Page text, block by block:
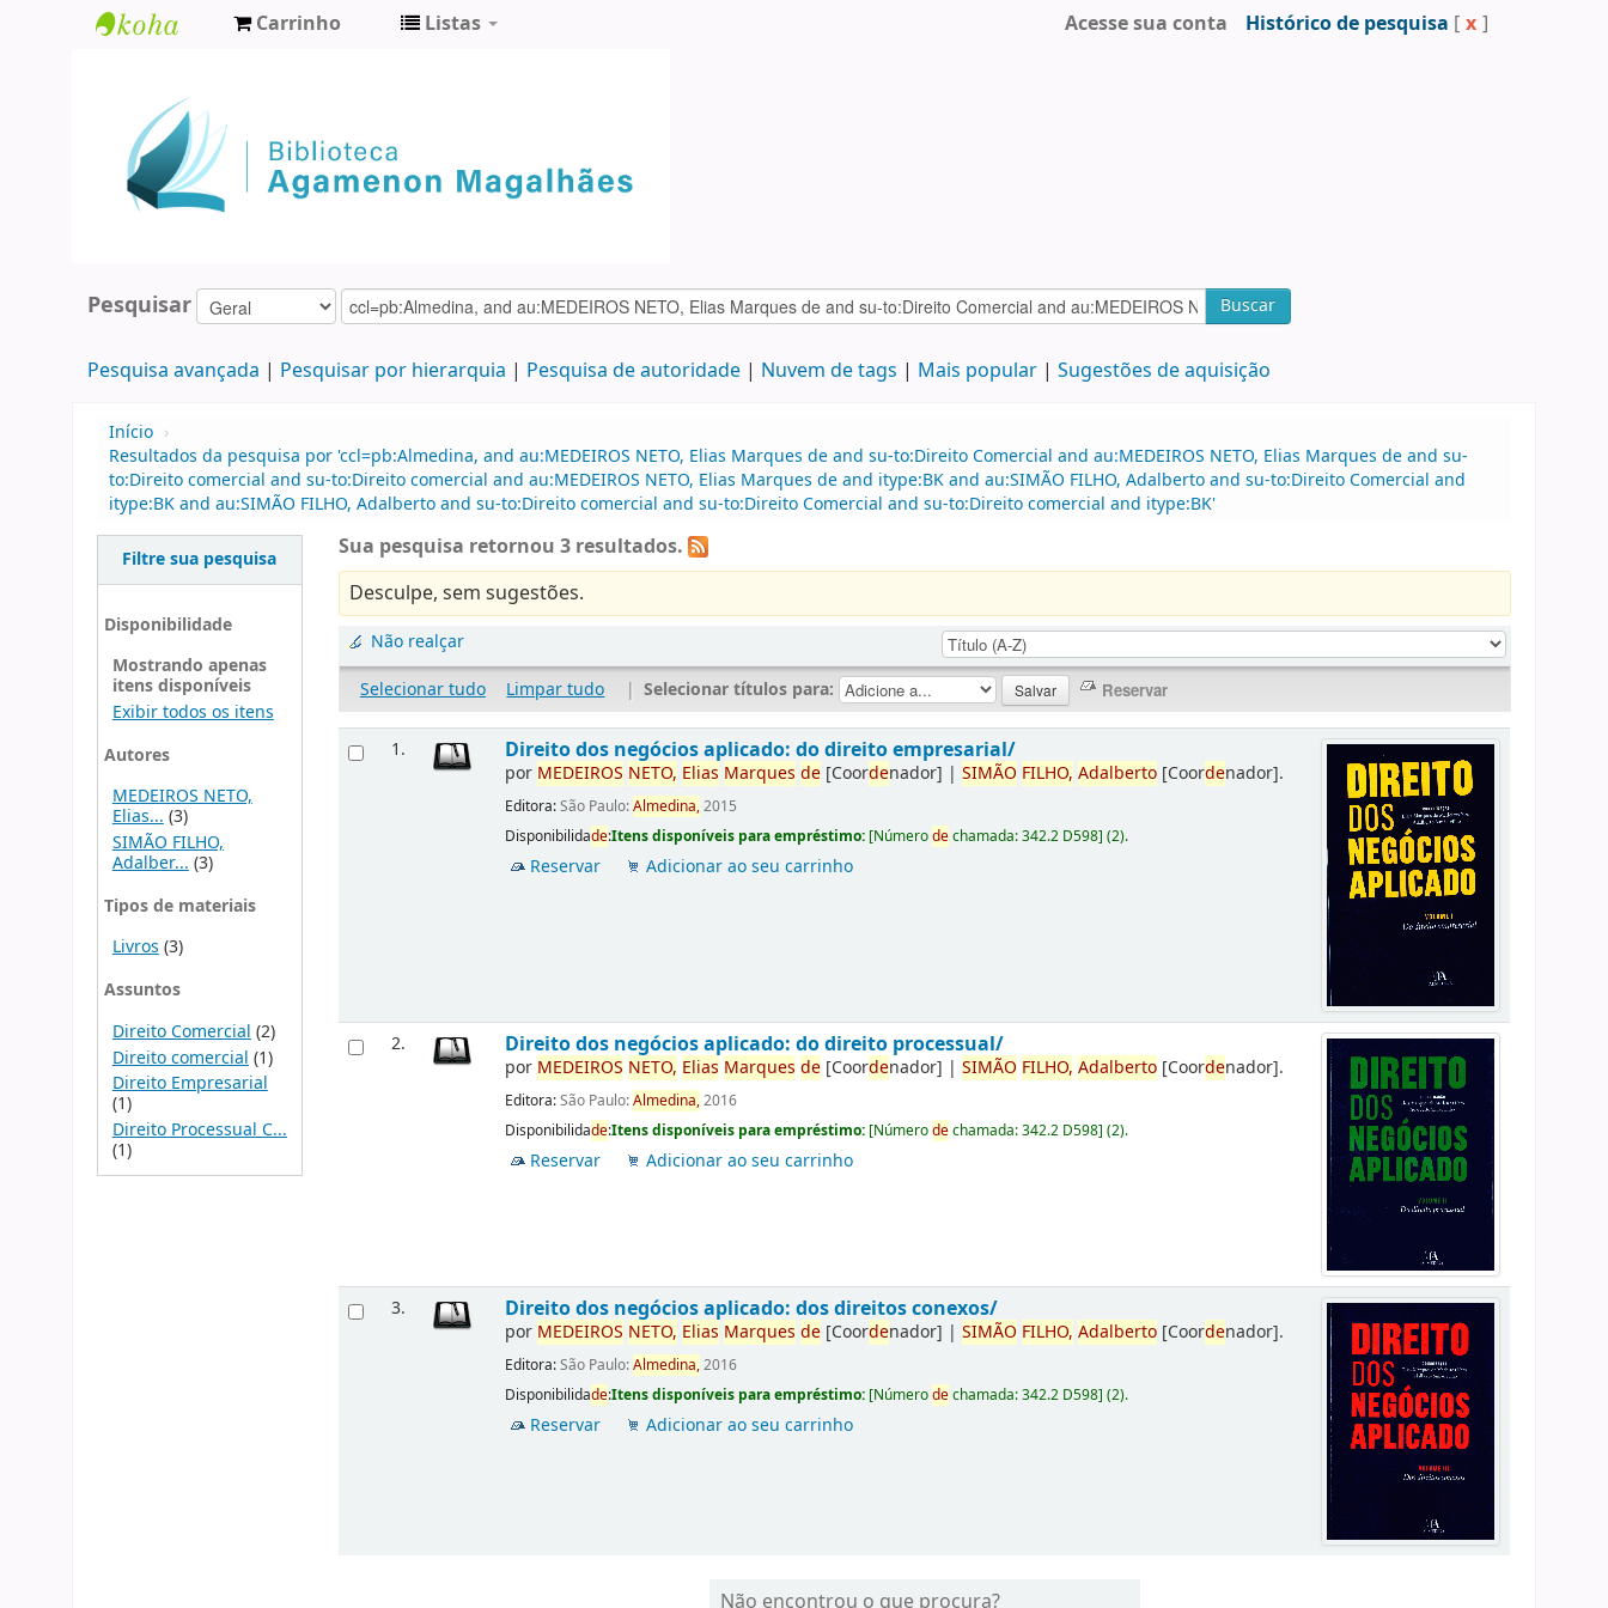
Agamenon
Magalhães
Carrinho Listas Acesse sua conta Histórico de pesquisa [ x ]
Pesquisar Buscar
Pesquisa avançada Pesquisar por hierarquia Pesquisa de autoridade Nuvem de tags Mais popular Sugestões de aquisição
Início ›
Resultados da pesquisa por 'ccl=pb:Almedina, and au:MEDEIROS NETO, Elias Marques de and su-to:Direito Comercial and au:MEDEIROS NETO, Elias Marques de and su-
to:Direito comercial and su-to:Direito comercial and au:MEDEIROS NETO, Elias Marques de and itype:BK and au:SIMÃO FILHO, Adalberto and su-to:Direito Comercial and
itype:BK and au:SIMÃO FILHO, Adalberto and su-to:Direito comercial and su-to:Direito Comercial and su-to:Direito comercial and itype:BK'
Filtre sua pesquisa
Disponibilidade
Mostrando apenas
itens disponíveis
Exibir todos os itens
Autores
MEDEIROS NETO,
Elias...(3)
SIMÃO FILHO,
Adalber... (3)
Tipos de materiais
Livros(3)
Assuntos
Direito Comercial (2)
Direito comercial (1)
Direito Empresarial
(1)
Direito Processual C...
(1)
Sua pesquisa retornou 3 resultados.
Desculpe, sem sugestões.
Não realçar
Selecionar tudo
Limpar tudo | Selecionar títulos para:
1. Direito dos negócios aplicado: do direito empresarial/
por MEDEIROS NETO, Elias Marques de [Coordenador] |SIMÃO FILHO, Adalberto [Coordenador].
Editora:São Paulo:Almedina,2015
Disponibilidade:Itens disponíveis para empréstimo: [Númerodechamada:342.2 D598](2).
Reservar Adicionar ao seu carrinho
2. Direito dos negócios aplicado: do direito processual/
por MEDEIROS NETO, Elias Marques de [Coordenador] |SIMÃO FILHO, Adalberto [Coordenador].
Editora:São Paulo:Almedina,2016
Disponibilidade:Itens disponíveis para empréstimo: [Númerodechamada:342.2 D598](2).
Reservar Adicionar ao seu carrinho
3. Direito dos negócios aplicado: dos direitos conexos/
por MEDEIROS NETO, Elias Marques de [Coordenador] |SIMÃO FILHO, Adalberto [Coordenador].
Editora:São Paulo:Almedina,2016
Disponibilidade:Itens disponíveis para empréstimo: [Númerodechamada:342.2 D598](2).
Reservar Adicionar ao seu carrinho